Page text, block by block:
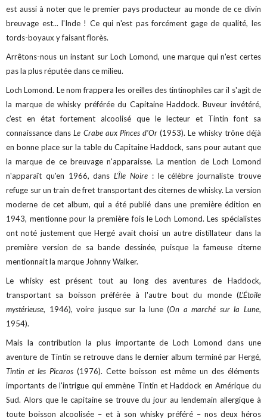
est aussi à noter que le premier pays producteur au monde de ce divin
breuvage est... l'Inde ! Ce qui n'est pas forcément gage de qualité, les
tords-boyaux y faisant florès.
Arrêtons-nous un instant sur Loch Lomond, une marque qui n'est certes
pas la plus réputée dans ce milieu.
Loch Lomond. Le nom frappera les oreilles des tintinophiles car il s'agit de
la marque de whisky préférée du Capitaine Haddock. Buveur invétéré,
c'est en état fortement alcoolisé que le lecteur et Tintin font sa
connaissance dansLe Crabe aux Pinces d'Or (1953). Le whisky trône déjà
en bonne place sur la table du Capitaine Haddock, sans pour autant que
la marque de ce breuvage n'apparaisse. La mention de Loch Lomond
n'apparaît qu'en 1966, dansL'Île Noire : le célèbre journaliste trouve
refuge sur un train de fret transportant des citernes de whisky. La version
moderne de cet album, qui a été publié dans une première édition en
1943, mentionne pour la première fois le Loch Lomond. Les spécialistes
ont noté justement que Hergé avait choisi un autre distillateur dans la
première version de sa bande dessinée, puisque la fameuse citerne
mentionnait la marque Johnny Walker.
Le whisky est présent tout au long des aventures de Haddock,
transportant sa boisson préférée à l'autre bout du monde (L’Étoile
mystérieuse, 1946), voire jusque sur la lune (On a marché sur la Lune,
1954).
Mais la contribution la plus importante de Loch Lomond dans une
aventure de Tintin se retrouve dans le dernier album terminé par Hergé,
Tintin et les Picaros (1976). Cette boisson est même un des éléments
importants de l'intrigue qui emmène Tintin et Haddock en Amérique du
Sud. Alors que le capitaine se trouve du jour au lendemain allergique à
toute boisson alcoolisée – et à son whisky préféré – nos deux héros